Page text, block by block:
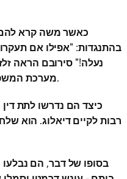
כאשר משה קרא
בהתנגדות: "אפילו אם
נעלה!" סירובם הראה
מערכת המשפט המיוצגת על ידי בית הדין.
כיצד הם נדרשו לתת
רבות לקיים דיאלוג. הוא
בסופו של דבר, הם